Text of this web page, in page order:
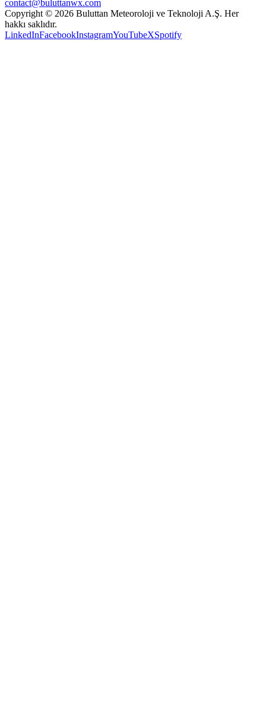
contact@buluttanwx.com
Copyright © 2026 Buluttan Meteoroloji ve Teknoloji A.Ş. Her
hakkı saklıdır.
LinkedInFacebookInstagramYouTubeXSpotify